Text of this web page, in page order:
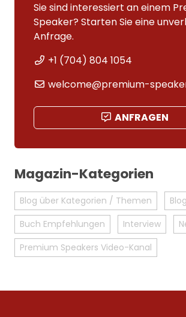
Sie sind interessiert an einem
Speaker? Starten Sie eine
Anfrage.
+1 (704) 804 1054
welcome@premium-
ANFRAGEN
Magazin-Kategorien
Blog über Kategorien / Themen
Buch Empfehlungen
Interview
Premium Speakers Video-Kanal